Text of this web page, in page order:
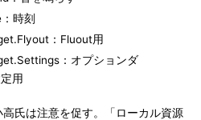
時刻
：Fluout用
：オプションダ
用
氏は注意を促す。「ローカル資源